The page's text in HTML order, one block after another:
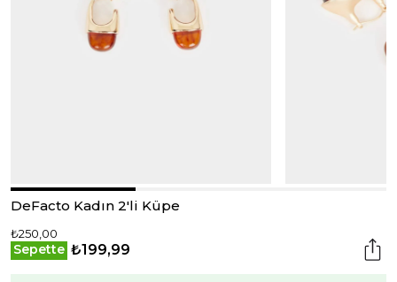
DeFacto Kadın 2'li Küpe
₺250,00
Sepette ₺199,99